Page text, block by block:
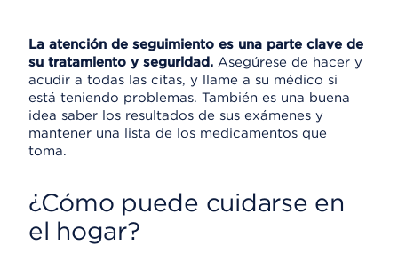
La atención de seguimiento es una parte clave de
su tratamiento y seguridad. Asegúrese de hacer y
acudir a todas las citas, y llame a su médico si
está teniendo problemas. También es una buena
idea saber los resultados de sus exámenes y
mantener una lista de los medicamentos que
toma.
¿Cómo puede cuidarse en
el hogar?